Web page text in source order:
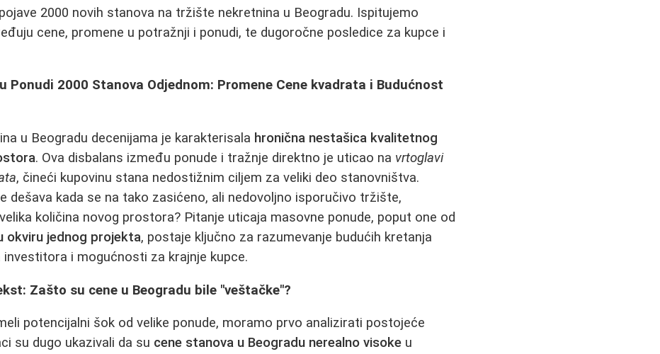
2000 novih stanova na tržište nekretnina u Beogradu. Ispitujemo
cene, promene u potražnji i ponudi, te dugoročne posledice za kupce i
Ponudi 2000 Stanova Odjednom: Promene Cene kvadrata i Budućnost
u Beogradu decenijama je karakterisala hronična nestašica kvalitetnog
. Ova disbalans između ponude i tražnje direktno je uticao na vrtoglavi
, čineći kupovinu stana nedostižnim ciljem za veliki deo stanovništva.
dešava kada se na tako zasićeno, ali nedovoljno isporučivo tržište,
količina novog prostora? Pitanje uticaja masovne ponude, poput one od
okviru jednog projekta, postaje ključno za razumevanje budućih kretanja
i mogućnosti za krajnje kupce.
Zašto su cene u Beogradu bile "veštačke"?
potencijalni šok od velike ponude, moramo prvo analizirati postojeće
su dugo ukazivali da su cene stanova u Beogradu nerealno visoke u